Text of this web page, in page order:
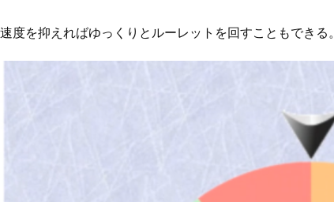
度を抑えればゆっくりとルーレットを回すこともできる。